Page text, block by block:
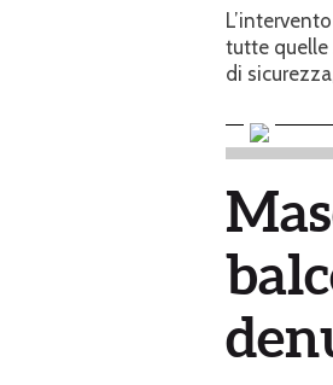
tutte quelle
di